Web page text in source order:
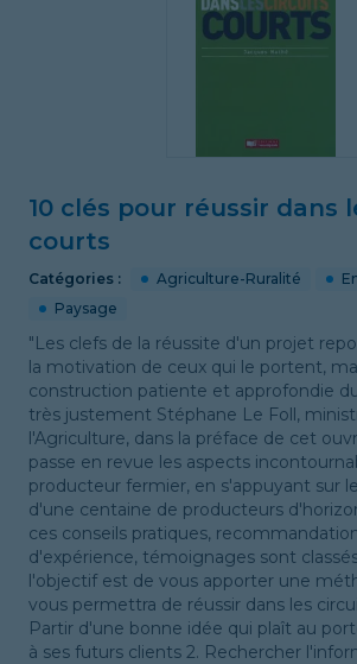
10 clés pour réussir dans
courts
Catégories : Agriculture-Ruralité
Paysage
"Les clefs de la réussite d'un projet
la motivation de ceux qui le portent,
construction patiente et approfondie
très justement Stéphane Le Foll,
l'Agriculture, dans la préface de cet
passe en revue les aspects
producteur fermier, en s'appuyant sur
d'une centaine de producteurs
ces conseils pratiques,
d'expérience, témoignages sont
l'objectif est de vous apporter une
vous permettra de réussir dans les
Partir d'une bonne idée qui plaît au
à ses futurs clients 2. Rechercher